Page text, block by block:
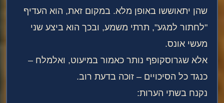
שהן יתאוששו באופן מלא. במקום זאת, הוא העדיף
"לחתור למגע", תרתי משמע, ובכך הוא ביצע שני
מעשי אונס.
אלא שגרוסקופף נותר כאמור במיעוט, ואלמלח –
כנגד כל הסיכויים – זוכה בדעת רוב.
נקנח בשתי הערות: